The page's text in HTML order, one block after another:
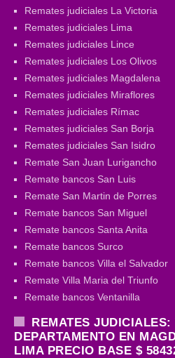
Remates judiciales La Victoria
Remates judiciales Lima
Remates judiciales Lince
Remates judiciales Los Olivos
Remates judiciales Magdalena
Remates judiciales Miraflores
Remates judiciales Rímac
Remates judiciales San Borja
Remates judiciales San Isidro
Remate San Juan Lurigancho
Remate bancos San Luis
Remate San Martin de Porres
Remate bancos San Miguel
Remate bancos Santa Anita
Remate bancos Surco
Remate bancos Villa el Salvador
Remate Villa Maria del Triunfo
Remate bancos Ventanilla
REMATES JUDICIALES:
DEPARTAMENTO EN
LIMA PRECIO BASE $